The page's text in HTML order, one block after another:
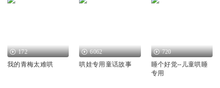
172
我的青梅太难哄
6062
哄娃专用童话故事
720
睡个好觉--儿童哄睡
专用